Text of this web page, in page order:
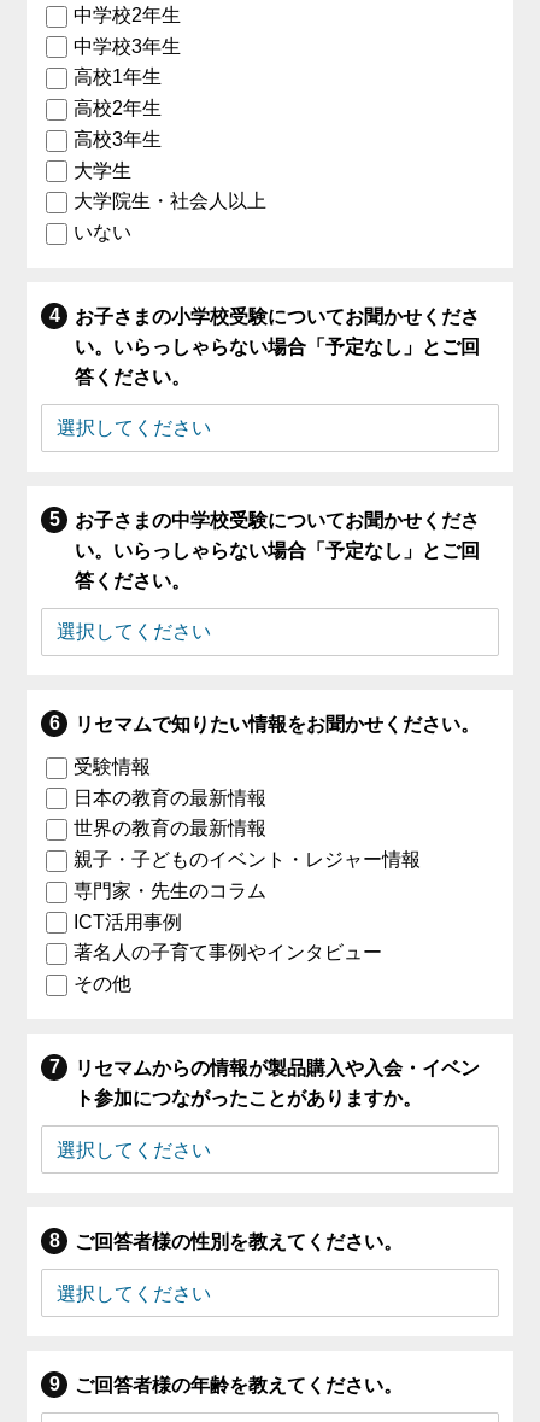
中学校2年生
中学校3年生
高校1年生
高校2年生
高校3年生
大学生
大学院生・社会人以上
いない
お子さまの小学校受験についてお聞かせくださ
い。いらっしゃらない場合「予定なし」とご回
答ください。
お子さまの中学校受験についてお聞かせくださ
い。いらっしゃらない場合「予定なし」とご回
答ください。
リセマムで知りたい情報をお聞かせください。
受験情報
日本の教育の最新情報
世界の教育の最新情報
親子・子どものイベント・レジャー情報
専門家・先生のコラム
ICT活用事例
著名人の子育て事例やインタビュー
その他
リセマムからの情報が製品購入や入会・イベン
ト参加につながったことがありますか。
ご回答者様の性別を教えてください。
ご回答者様の年齢を教えてください。